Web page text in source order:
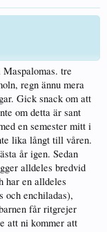
tre
regn ännu mera
Gick snack om att
om detta är sant
en semester mitt i
lika långt till våren.
år igen. Sedan
alldeles bredvid
har en alldeles
och enchiladas),
får ritgrejer
att ni kommer att